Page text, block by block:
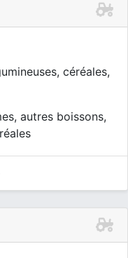
céréales,
autres boissons,